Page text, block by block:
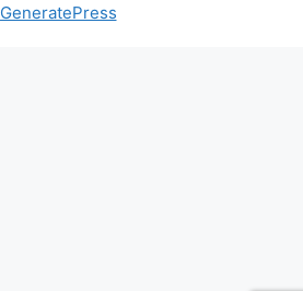
GeneratePress